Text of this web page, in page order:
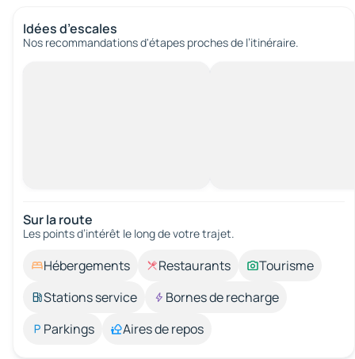
Idées d’escales
Nos recommandations d'étapes proches de l’itinéraire.
Sur la route
Les points d’intérêt le long de votre trajet.
Hébergements Restaurants
Tourisme
Stations service
Bornes de recharge
Parkings
Aires de repos